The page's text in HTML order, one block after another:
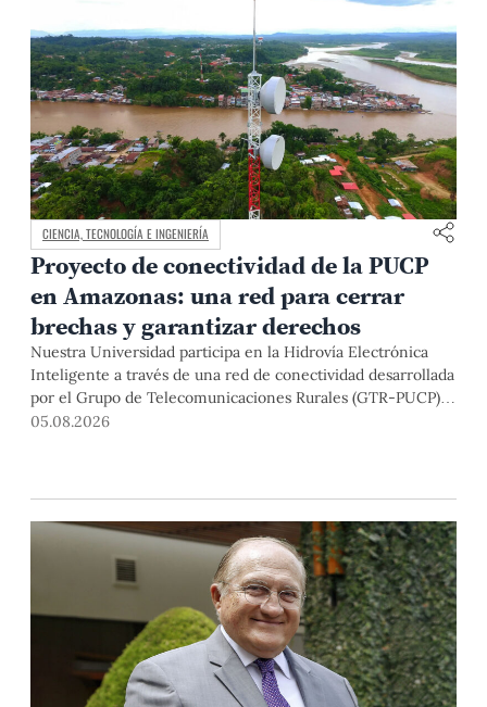
CIENCIA, TECNOLOGÍA E INGENIERÍA
Proyecto de conectividad de la PUCP
en Amazonas: una red para cerrar
brechas y garantizar derechos
Nuestra Universidad participa en la Hidrovía Electrónica
Inteligente a través de una red de conectividad desarrollada
por el Grupo de Telecomunicaciones Rurales (GTR-PUCP)
desde el 2018. En esta nota repasamos cómo ha sido el
05.08.2026